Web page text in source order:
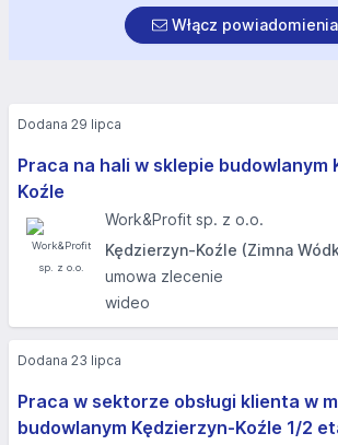
Włącz powiadomienia
Praca na hali w sklepie budowlanym
Koźle​
Work&Profit sp. z o.o.
Kędzierzyn-Koźle (Zimna
umowa zlecenie
wideo
Dodana 29 lipca
Praca w sektorze obsługi klienta w
budowlanym Kędzierzyn-Koźle 1/2
Dodana 23 lipca